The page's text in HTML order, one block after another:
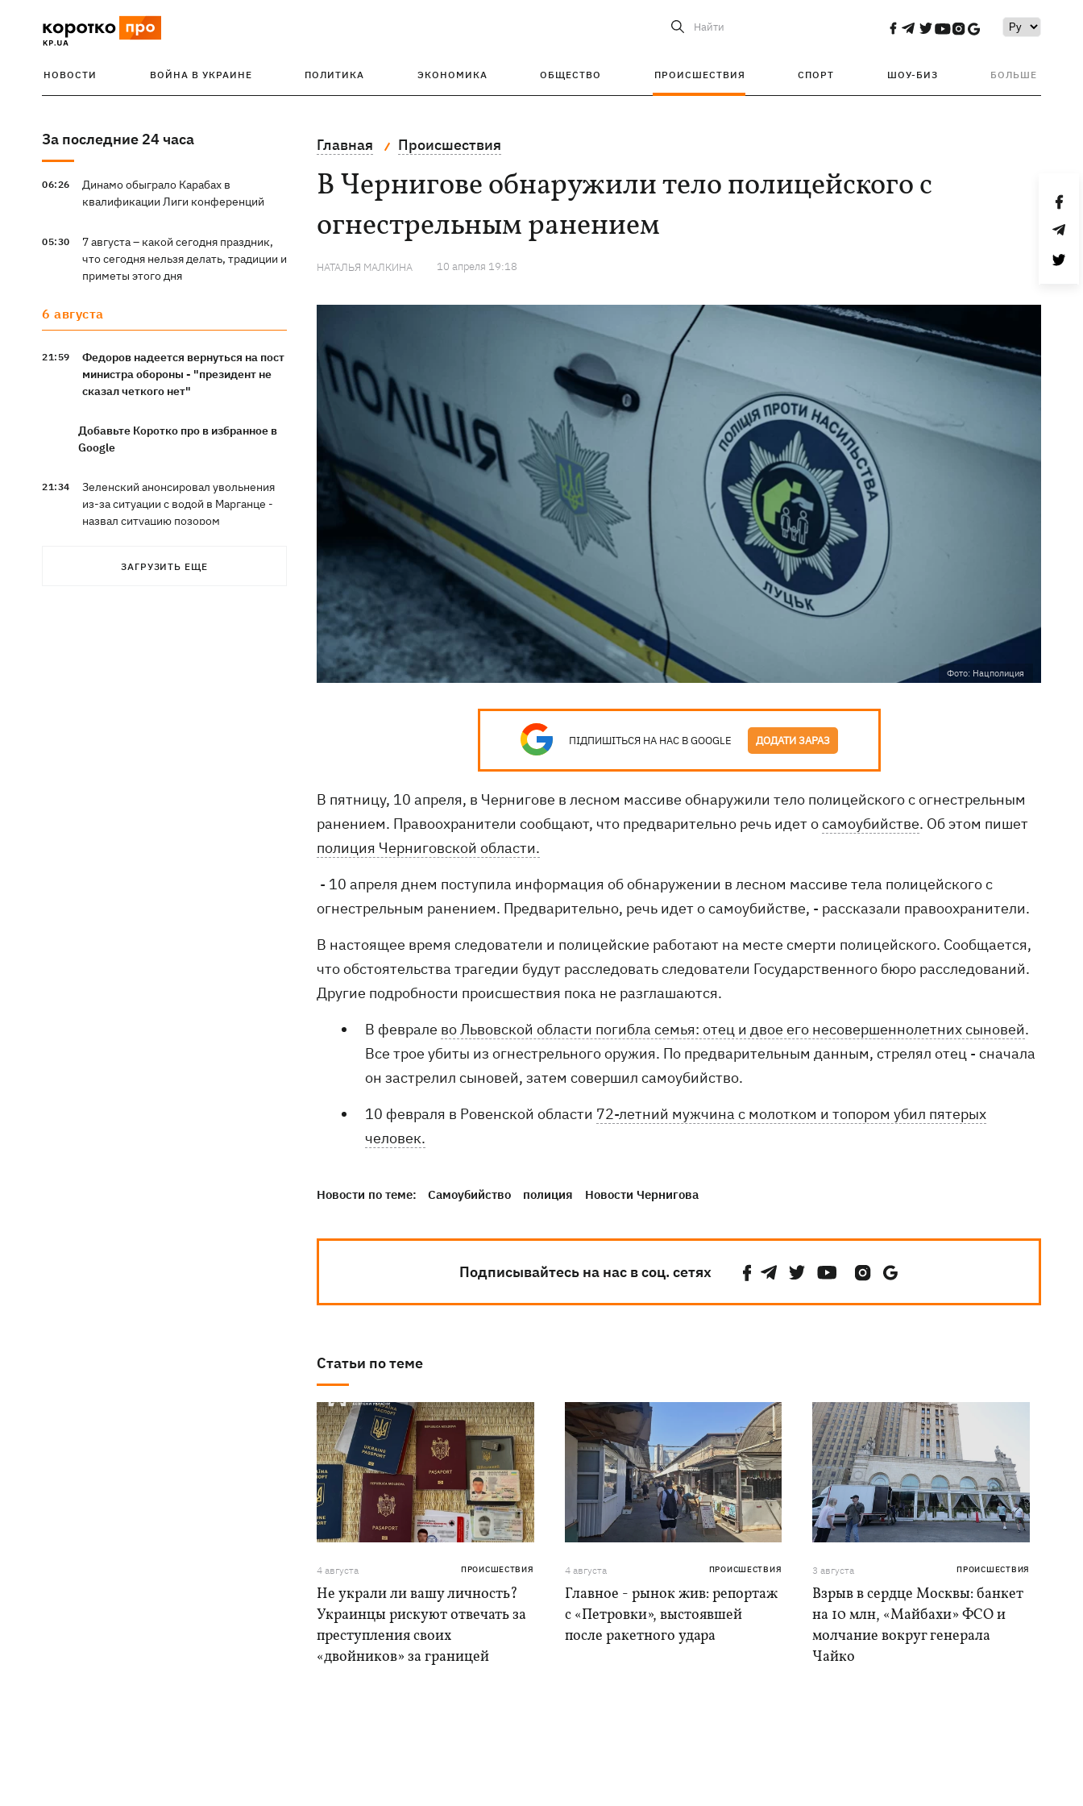
Найти
НОВОСТИ ВОЙНА В УКРАИНЕ ПОЛИТИКА ЭКОНОМИКА ОБЩЕСТВО ПРОИСШЕСТВИЯ СПОРТ ШОУ-БИЗ БОЛЬШЕ
За последние 24 часа
06:26
Динамо обыграло Карабах в
квалификации Лиги конференций
05:30
7 августа – какой сегодня праздник,
что сегодня нельзя делать, традиции и
приметы этого дня
6 августа
21:59
Федоров надеется вернуться на пост
министра обороны - "президент не
сказал четкого нет"
Добавьте Коротко про в избранное в
Google
21:34
Зеленский анонсировал увольнения
из-за ситуации с водой в Марганце -
назвал ситуацию позором
Сборная Украины по хоккею получила
ЗАГРУЗИТЬ ЕЩЕ
Главная Происшествия
В Чернигове обнаружили тело полицейского с
огнестрельным ранением
НАТАЛЬЯ МАЛКИНА 10 апреля 19:18
Фото: Нацполиция
ПІДПИШІТЬСЯ НА НАС В GOOGLE ДОДАТИ ЗАРАЗ
В пятницу, 10 апреля, в Чернигове в лесном массиве обнаружили тело полицейского с огнестрельным
ранением. Правоохранители сообщают, что предварительно речь идет осамоубийстве. Об этом пишет
полиция Черниговской области.
- 10 апреля днем поступила информация об обнаружении в лесном массиве тела полицейского с
огнестрельным ранением. Предварительно, речь идет о самоубийстве, - рассказали правоохранители.
В настоящее время следователи и полицейские работают на месте смерти полицейского. Сообщается,
что обстоятельства трагедии будут расследовать следователи Государственного бюро расследований.
Другие подробности происшествия пока не разглашаются.
В феврале во Львовской области погибла семья: отец и двое его несовершеннолетних сыновей.
Все трое убиты из огнестрельного оружия. По предварительным данным, стрелял отец - сначала
он застрелил сыновей, затем совершил самоубийство.
10 февраля в Ровенской области 72-летний мужчина с молотком и топором убил пятерых
человек.
Новости по теме: Самоубийство полиция Новости Чернигова
Подписывайтесь на нас в соц. сетях
Статьи по теме
4 августа ПРОИСШЕСТВИЯ
Не украли ли вашу личность?
Украинцы рискуют отвечать за
преступления своих
«двойников» за границей
4 августа ПРОИСШЕСТВИЯ
Главное - рынок жив: репортаж
с «Петровки», выстоявшей
после ракетного удара
3 августа ПРОИСШЕСТВИЯ
Взрыв в сердце Москвы: банкет
на 10 млн, «Майбахи» ФСО и
молчание вокруг генерала
Чайко